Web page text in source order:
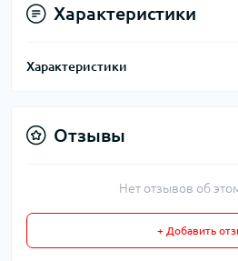
Характеристики
Характеристики
Отзывы
Нет отзывов об
+ Добавить